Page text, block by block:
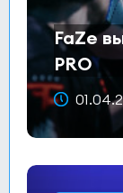
FaZe
PRO